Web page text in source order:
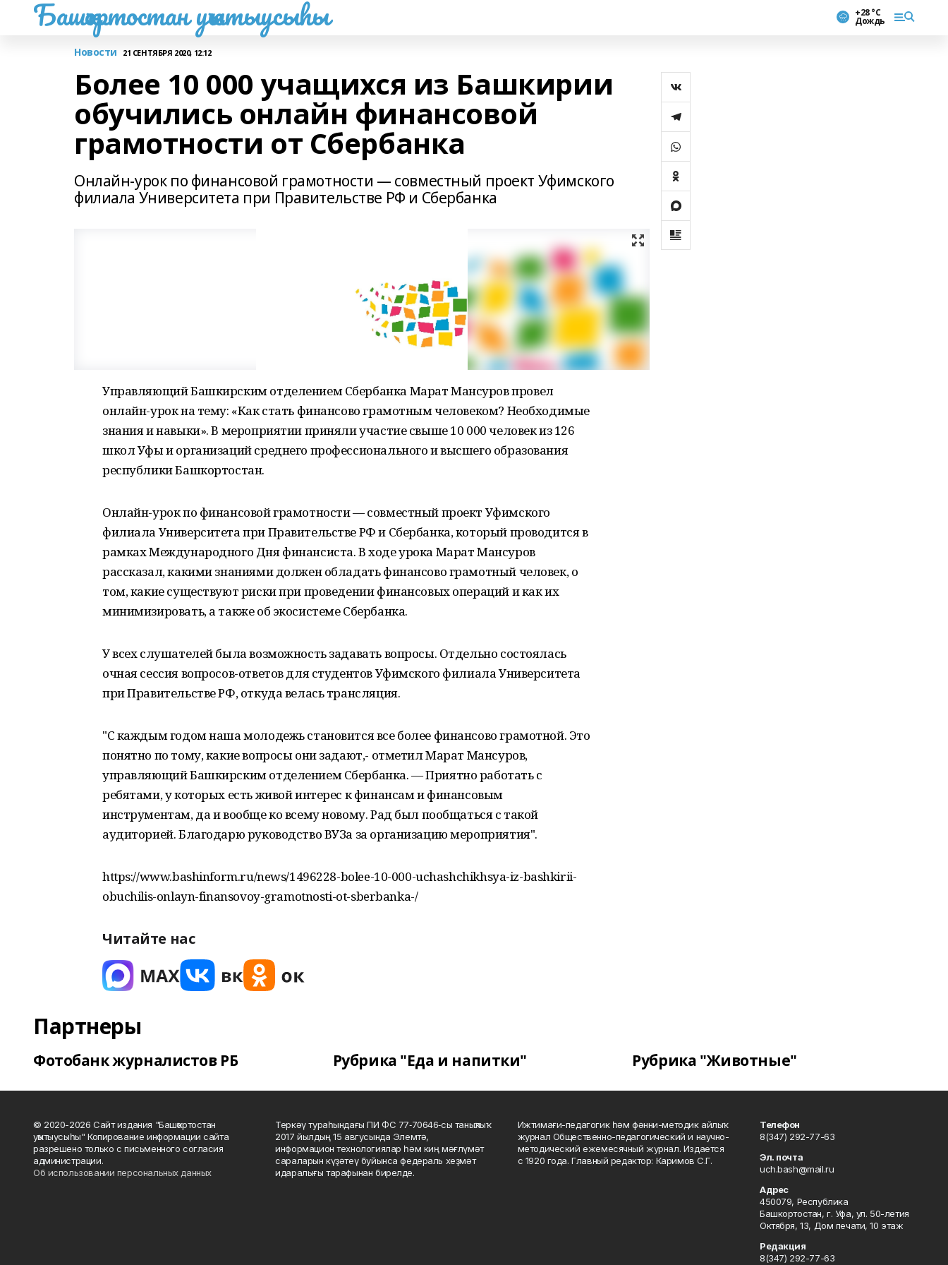
Башҡортостан уҡытыусыһы +28 °С
Дождь
Новости 21 СЕНТЯБРЯ 2020, 12:12
Более 10 000 учащихся из Башкирии
обучились онлайн финансовой
грамотности от Сбербанка
Онлайн-урок по финансовой грамотности — совместный проект Уфимского
филиала Университета при Правительстве РФ и Сбербанка
Управляющий Башкирским отделением Сбербанка Марат Мансуров провел
онлайн-урок на тему: «Как стать финансово грамотным человеком? Необходимые
знания и навыки». В мероприятии приняли участие свыше 10 000 человек из 126
школ Уфы и организаций среднего профессионального и высшего образования
республики Башкортостан.
Онлайн-урок по финансовой грамотности — совместный проект Уфимского
филиала Университета при Правительстве РФ и Сбербанка, который проводится в
рамках Международного Дня финансиста. В ходе урока Марат Мансуров
рассказал, какими знаниями должен обладать финансово грамотный человек, о
том, какие существуют риски при проведении финансовых операций и как их
минимизировать, а также об экосистеме Сбербанка.
У всех слушателей была возможность задавать вопросы. Отдельно состоялась
очная сессия вопросов-ответов для студентов Уфимского филиала Университета
при Правительстве РФ, откуда велась трансляция.
"С каждым годом наша молодежь становится все более финансово грамотной. Это
понятно по тому, какие вопросы они задают,- отметил Марат Мансуров,
управляющий Башкирским отделением Сбербанка. — Приятно работать с
ребятами, у которых есть живой интерес к финансам и финансовым
инструментам, да и вообще ко всему новому. Рад был пообщаться с такой
аудиторией. Благодарю руководство ВУЗа за организацию мероприятия".
https://www.bashinform.ru/news/1496228-bolee-10-000-uchashchikhsya-iz-bashkirii-
obuchilis-onlayn-finansovoy-gramotnosti-ot-sberbanka-/
Читайте нас
Партнеры
Фотобанк журналистов РБ Рубрика "Еда и напитки" Рубрика "Животные"
© 2020-2026 Сайт издания "Башҡортостан
уҡытыусыһы" Копирование информации сайта
разрешено только с письменного согласия
администрации.
Об использовании персональных данных
Теркәү тураһындағы ПИ ФС 77‑70646‑сы таныҡлыҡ
2017 йылдың 15 авгусында Элемтә,
информацион технологиялар һәм киң мәғлүмәт
сараларын күҙәтеү буйынса федераль хеҙмәт
идаралығы тарафынан бирелде.
Ижтимағи-педагогик һәм фәнни-методик айлыҡ
журнал Общественно-педагогический и научно-
методический ежемесячный журнал. Издается
с 1920 года. Главный редактор: Каримов С.Г.
Телефон
8(347) 292-77-63
Эл. почта
uch.bash@mail.ru
Адрес
450079, Республика
Башкортостан, г. Уфа, ул. 50-летия
Октября, 13, Дом печати, 10 этаж
Редакция
8(347) 292-77-63